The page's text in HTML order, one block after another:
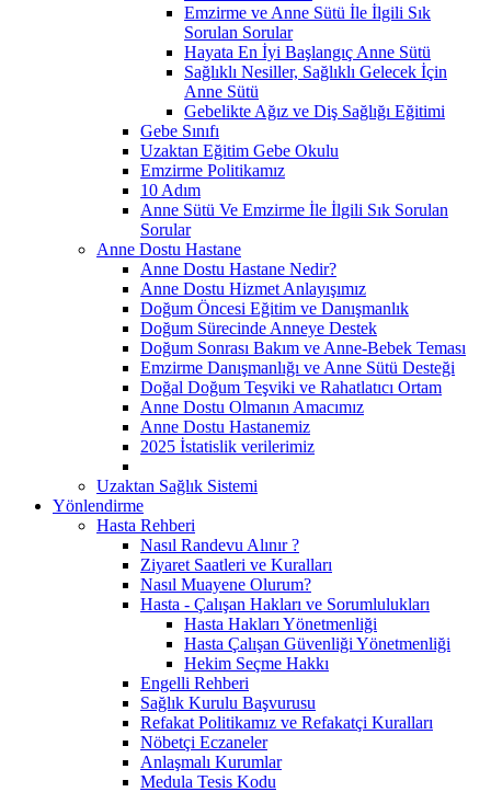
Emzirme ve Anne Sütü İle İlgili Sık
Sorulan Sorular
Hayata En İyi Başlangıç Anne Sütü
Sağlıklı Nesiller, Sağlıklı Gelecek İçin
Anne Sütü
Gebelikte Ağız ve Diş Sağlığı Eğitimi
Gebe Sınıfı
Uzaktan Eğitim Gebe Okulu
Emzirme Politikamız
10 Adım
Anne Sütü Ve Emzirme İle İlgili Sık Sorulan
Sorular
Anne Dostu Hastane
Anne Dostu Hastane Nedir?
Anne Dostu Hizmet Anlayışımız
Doğum Öncesi Eğitim ve Danışmanlık
Doğum Sürecinde Anneye Destek
Doğum Sonrası Bakım ve Anne-Bebek Teması
Emzirme Danışmanlığı ve Anne Sütü Desteği
Doğal Doğum Teşviki ve Rahatlatıcı Ortam
Anne Dostu Olmanın Amacımız
Anne Dostu Hastanemiz
2025 İstatislik verilerimiz
Uzaktan Sağlık Sistemi
Yönlendirme
Hasta Rehberi
Nasıl Randevu Alınır ?
Ziyaret Saatleri ve Kuralları
Nasıl Muayene Olurum?
Hasta - Çalışan Hakları ve Sorumlulukları
Hasta Hakları Yönetmenliği
Hasta Çalışan Güvenliği Yönetmenliği
Hekim Seçme Hakkı
Engelli Rehberi
Sağlık Kurulu Başvurusu
Refakat Politikamız ve Refakatçi Kuralları
Nöbetçi Eczaneler
Anlaşmalı Kurumlar
Medula Tesis Kodu